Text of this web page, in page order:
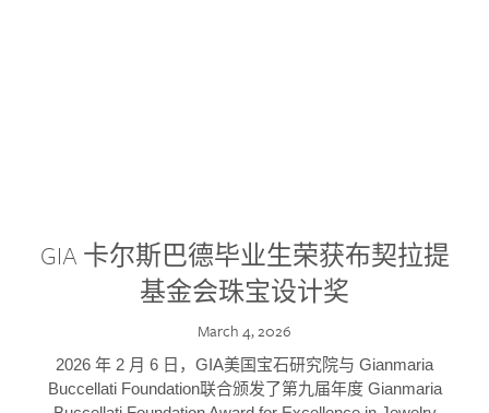
GIA 卡尔斯巴德毕业生荣获布契拉提
基金会珠宝设计奖
March 4, 2026
2026 年 2 月 6 日，GIA美国宝石研究院与 Gianmaria
Buccellati Foundation联合颁发了第九届年度 Gianmaria